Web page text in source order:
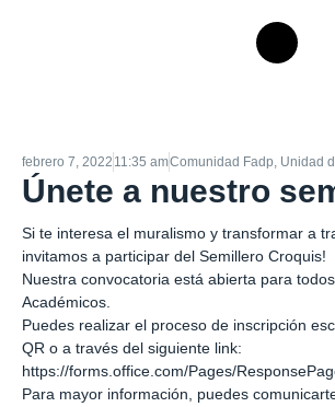
febrero 7, 2022 11:35 amComunidad Fadp, Unidad
Únete a nuestro
Si te interesa el muralismo y transformar a
invitamos a participar del Semillero Croquis!
Nuestra convocatoria está abierta para
Académicos.
Puedes realizar el proceso de inscripción
QR o a través del siguiente link:
https://forms.office.com/Pages/
Para mayor información, puedes